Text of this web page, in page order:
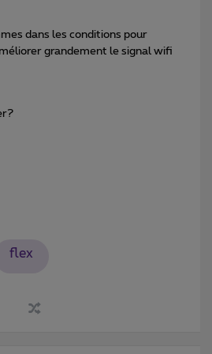
dans les conditions pour
grandement le signal wifi
flex